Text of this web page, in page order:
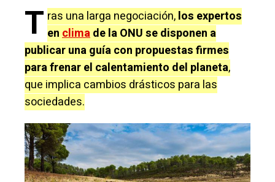
T ras una larga negociación,los expertos
enclimade la ONU se disponen a
publicar una guía con propuestas firmes
para frenar el calentamiento del planeta,
que implica cambios drásticos para las
sociedades.